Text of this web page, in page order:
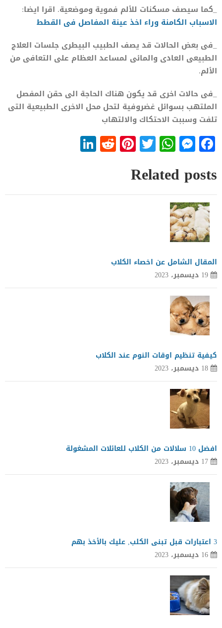
_كما سيصف مسكنات للألم فموية وموضعية. اقرا ايضا:
الاسباب الكامنة وراء اخذ عينة المفاصل فى القطط
_فى بعض الحالات قد يصف الطبيب البيطرى جلسات العلاج
الطبيعى العادى والمائى لمساعد العظام على التعافى من
الألم.
_فى حالات اخرى قد يكون هناك الحاجة الى حقن المفصل
الملتهب بسوائل غضروفية لتحل محل الاخرى الطبيعية التى
تلفت وسببت الاحتكاك والالتهاب
Facebook
Messenger
WhatsApp
Twitter
Pinterest
Reddit
Related posts
المقال الشامل عن اخصاء الكلاب
19 ديسمبر، 2023
كيفية تنظيم اوقات النوم عند الكلاب
18 ديسمبر، 2023
افضل 10 سلالات من الكلاب للعائلات المشغولة
17 ديسمبر، 2023
3 اعتبارات قبل تبنى الكلب, عليك بالأخذ بهم
16 ديسمبر، 2023